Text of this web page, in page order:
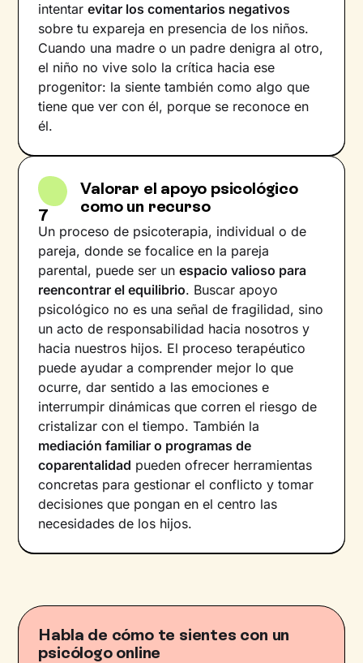
intentarevitar los comentarios negativos
sobre tu expareja en presencia de los niños.
Cuando una madre o un padre denigra al otro,
el niño no vive solo la crítica hacia ese
progenitor: la siente también como algo que
tiene que ver con él, porque se reconoce en
él.
7
Valorar el apoyo psicológico
como un recurso
Un proceso de psicoterapia, individual o de
pareja, donde se focalice en la pareja
parental, puede ser unespacio valioso para
reencontrar el equilibrio. Buscar apoyo
psicológico no es una señal de fragilidad, sino
un acto de responsabilidad hacia nosotros y
hacia nuestros hijos. El proceso terapéutico
puede ayudar a comprender mejor lo que
ocurre, dar sentido a las emociones e
interrumpir dinámicas que corren el riesgo de
cristalizar con el tiempo. También la
mediación familiar o programas de
coparentalidad pueden ofrecer herramientas
concretas para gestionar el conflicto y tomar
decisiones que pongan en el centro las
necesidades de los hijos.
Habla de cómo te sientes con un
psicólogo online